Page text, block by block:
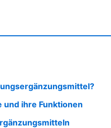
und ihre Funktionen